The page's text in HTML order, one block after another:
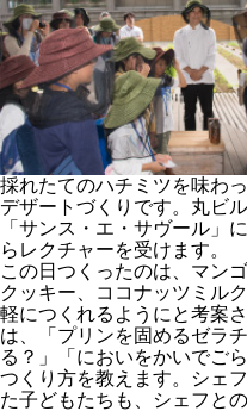
採れたてのハチミツを味わ
デザートづくりです。丸ビ
「サンス・エ・サヴール」
らレクチャーを受けます。
この日つくったのは、マン
クッキー、ココナッツミル
軽につくれるようにと考案
は、「プリンを固めるゼラ
る？」「においをかいでご
つくり方を教えます。シェ
た子どもたちも、シェフと